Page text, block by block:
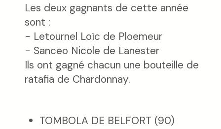
Les deux gagnants de cette année
sont :
- Letournel Loïc de Ploemeur
- Sanceo Nicole de Lanester
Ils ont gagné chacun une bouteille de
ratafia de Chardonnay.
TOMBOLA DE BELFORT (90)